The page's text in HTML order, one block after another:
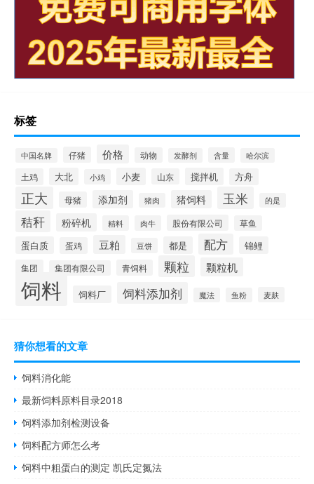
标签
中国名牌 仔猪 价格 动物 发酵剂 含量 哈尔滨
土鸡 大北 小鸡 小麦 山东 搅拌机 方舟
正大 母猪 添加剂 猪肉 猪饲料 玉米 的是
秸秆 粉碎机 精料 肉牛 股份有限公司 草鱼
蛋白质 蛋鸡 豆粕 豆饼 都是 配方 锦鲤
集团 集团有限公司 青饲料 颗粒 颗粒机
饲料 饲料厂 饲料添加剂 魔法 鱼粉 麦麸
猜你想看的文章
饲料消化能
最新饲料原料目录2018
饲料添加剂检测设备
饲料配方师怎么考
饲料中粗蛋白的测定 凯氏定氮法